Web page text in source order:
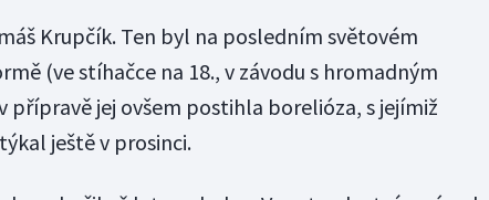
Krupčík. Ten byl na posledním světovém
(ve stíhačce na 18., v závodu s hromadným
přípravě jej ovšem postihla borelióza, s jejímiž
ještě v prosinci.